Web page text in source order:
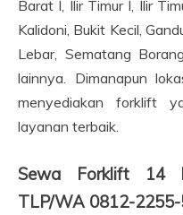
Barat I, Ilir Timur I, Ilir
Kalidoni, Bukit Kecil,
Lebar, Sematang
lainnya. Dimanapun
menyediakan forklift
layanan terbaik.
Sewa Forklift 14
TLP/WA 0812-